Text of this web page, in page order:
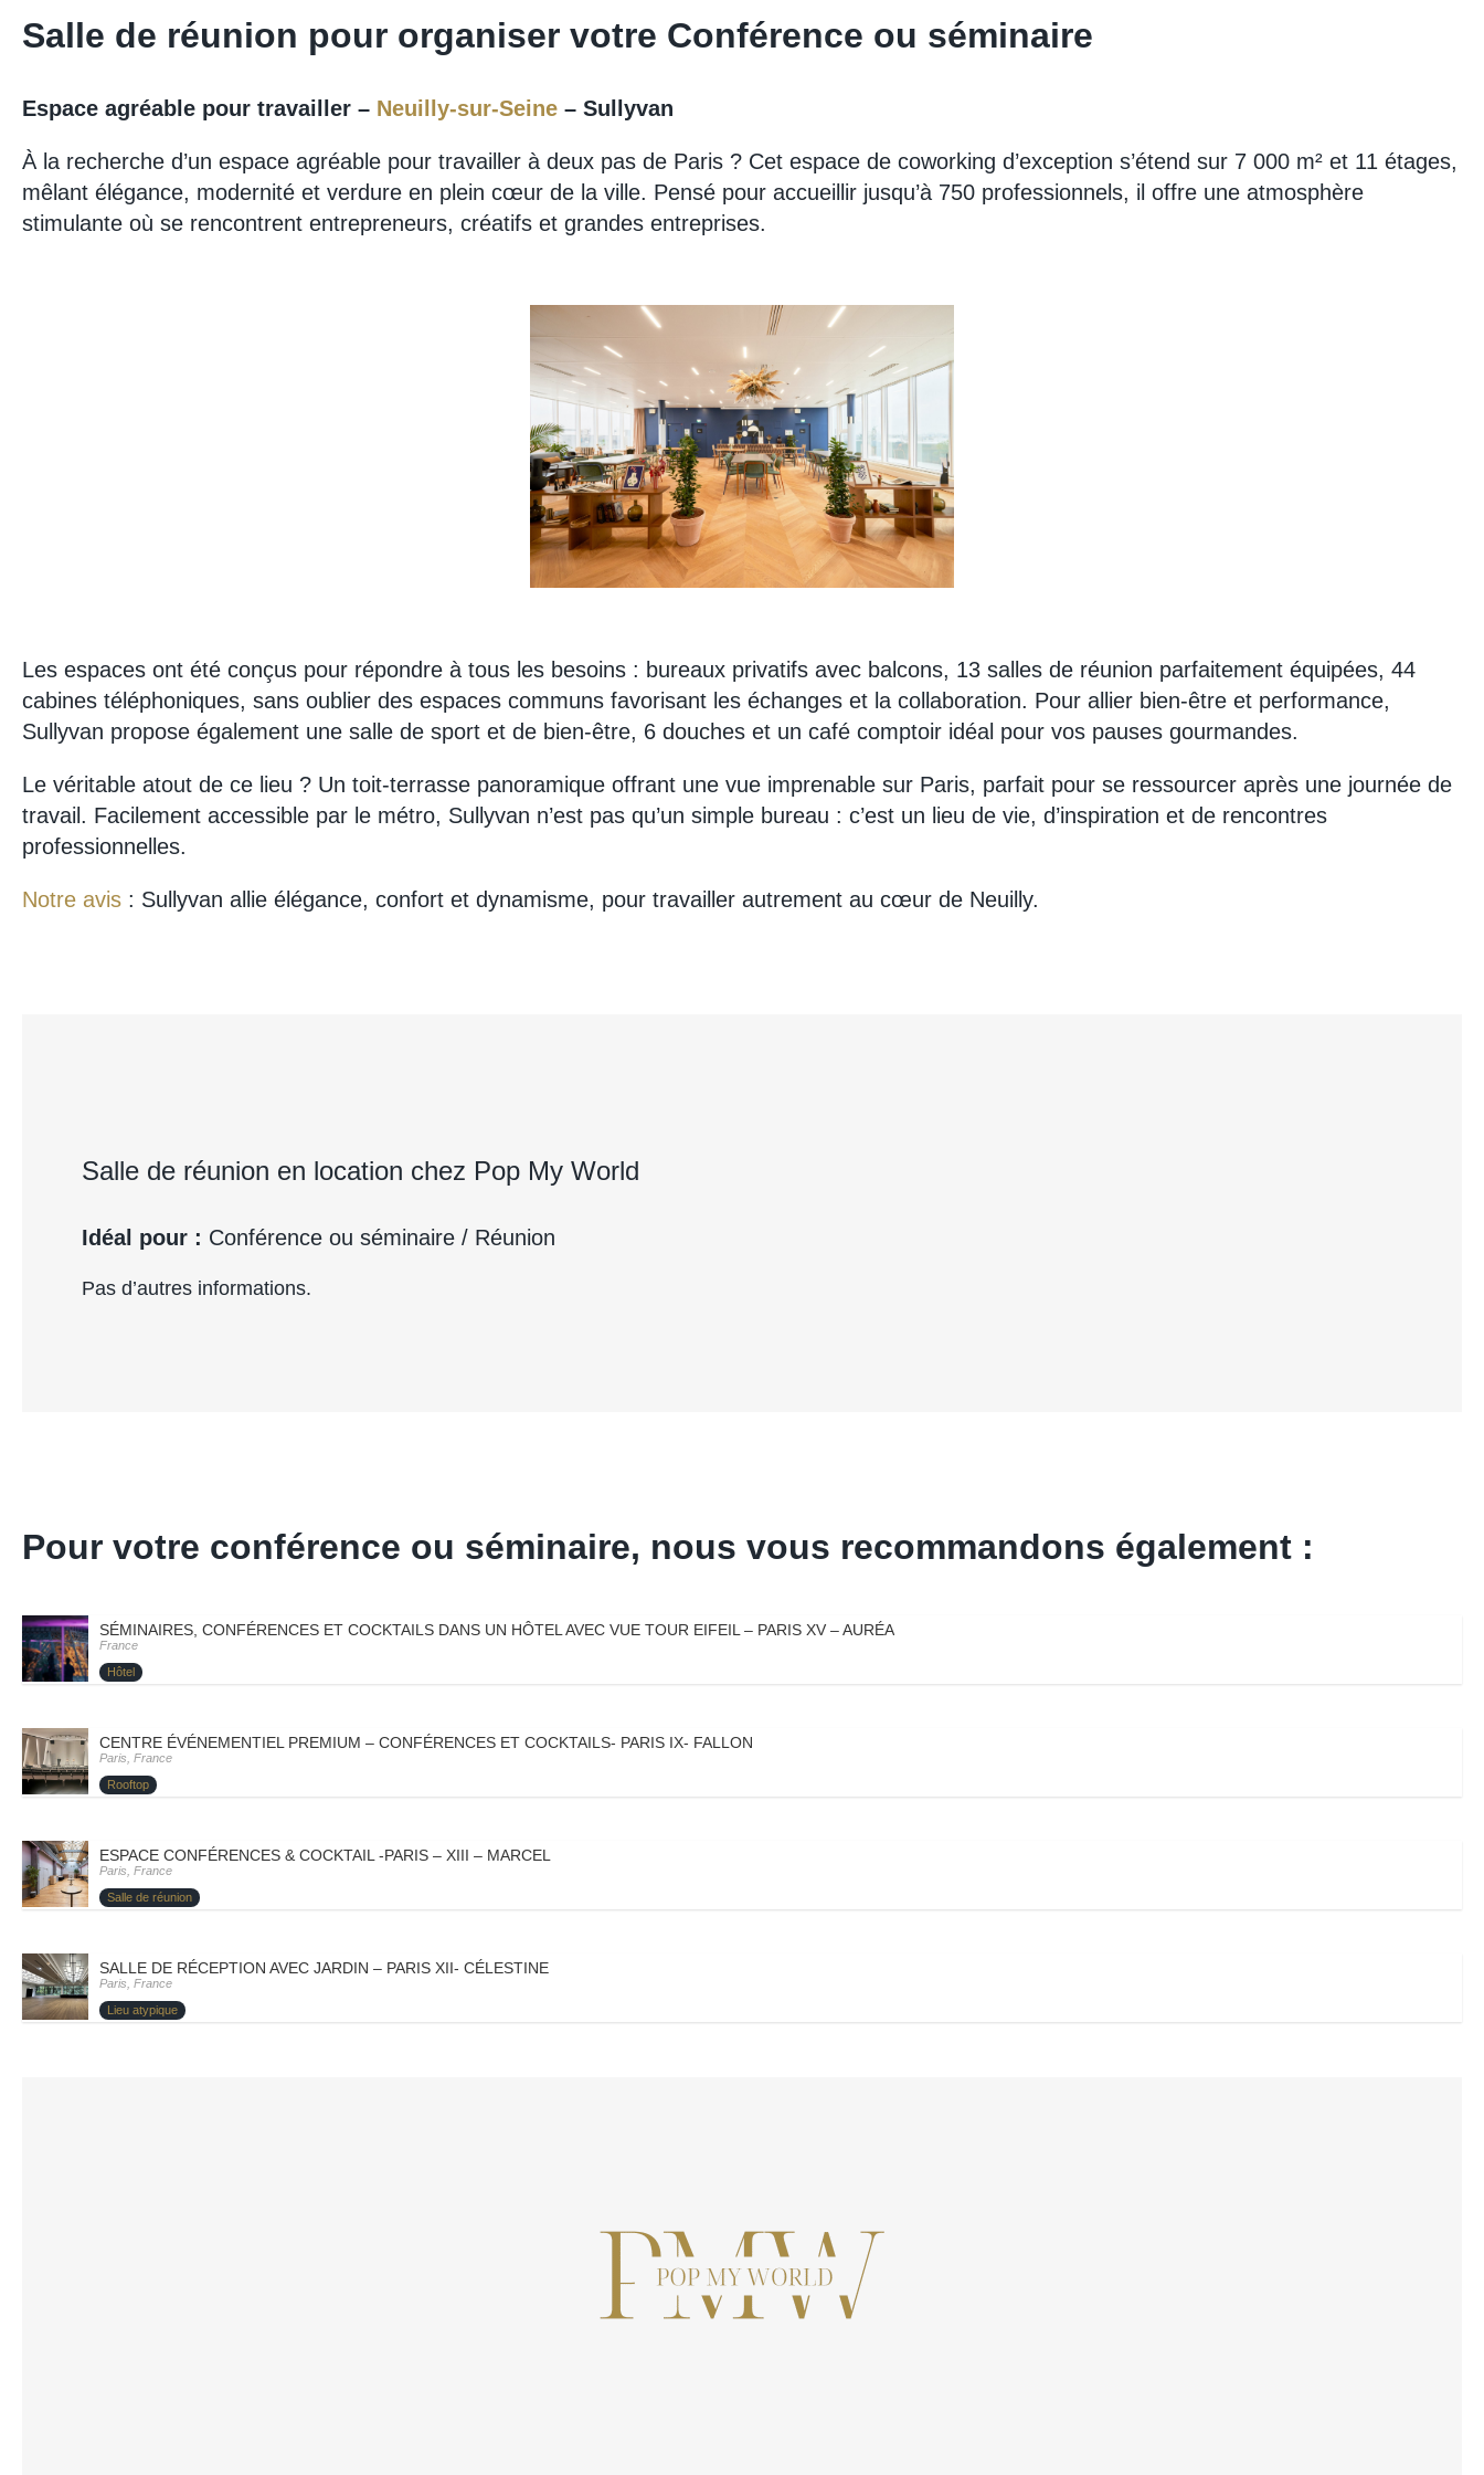
Salle de réunion pour organiser votre Conférence ou séminaire
Espace agréable pour travailler – Neuilly-sur-Seine – Sullyvan
À la recherche d’un espace agréable pour travailler à deux pas de Paris ? Cet espace de coworking d’exception s’étend sur 7 000 m² et 11 étages,
mêlant élégance, modernité et verdure en plein cœur de la ville. Pensé pour accueillir jusqu’à 750 professionnels, il offre une atmosphère
stimulante où se rencontrent entrepreneurs, créatifs et grandes entreprises.
Les espaces ont été conçus pour répondre à tous les besoins : bureaux privatifs avec balcons, 13 salles de réunion parfaitement équipées, 44
cabines téléphoniques, sans oublier des espaces communs favorisant les échanges et la collaboration. Pour allier bien-être et performance,
Sullyvan propose également une salle de sport et de bien-être, 6 douches et un café comptoir idéal pour vos pauses gourmandes.
Le véritable atout de ce lieu ? Un toit-terrasse panoramique offrant une vue imprenable sur Paris, parfait pour se ressourcer après une journée de
travail. Facilement accessible par le métro, Sullyvan n’est pas qu’un simple bureau : c’est un lieu de vie, d’inspiration et de rencontres
professionnelles.
Notre avis : Sullyvan allie élégance, confort et dynamisme, pour travailler autrement au cœur de Neuilly.
Salle de réunion en location chez Pop My World
Idéal pour : Conférence ou séminaire / Réunion
Pas d’autres informations.
Pour votre conférence ou séminaire, nous vous recommandons également :
SÉMINAIRES, CONFÉRENCES ET COCKTAILS DANS UN HÔTEL AVEC VUE TOUR EIFEIL – PARIS XV – AURÉA
France
Hôtel
CENTRE ÉVÉNEMENTIEL PREMIUM – CONFÉRENCES ET COCKTAILS- PARIS IX- FALLON
Paris, France
Rooftop
ESPACE CONFÉRENCES & COCKTAIL -PARIS – XIII – MARCEL
Paris, France
Salle de réunion
SALLE DE RÉCEPTION AVEC JARDIN – PARIS XII- CÉLESTINE
Paris, France
Lieu atypique